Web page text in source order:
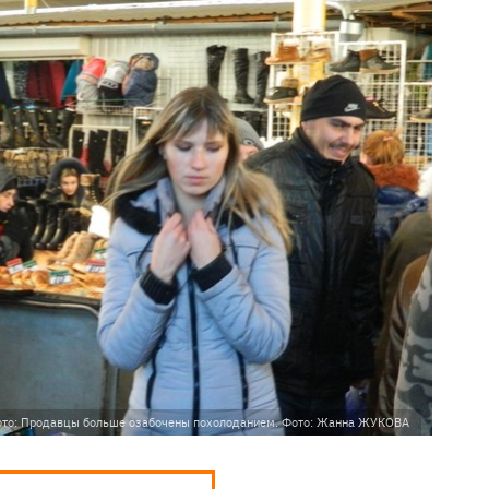
Продавцы больше озабочены похолоданием. Фото: Жанна ЖУКОВА